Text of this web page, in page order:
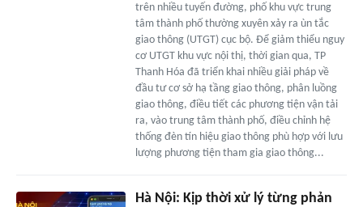
trên nhiều tuyến đường, phố khu vực trung
tâm thành phố thường xuyên xảy ra ùn tắc
giao thông (UTGT) cục bộ. Để giảm thiểu nguy
cơ UTGT khu vực nội thị, thời gian qua, TP
Thanh Hóa đã triển khai nhiều giải pháp về
đầu tư cơ sở hạ tầng giao thông, phân luồng
giao thông, điều tiết các phương tiện vận tải
ra, vào trung tâm thành phố, điều chỉnh hệ
thống đèn tín hiệu giao thông phù hợp với lưu
lượng phương tiện tham gia giao thông...
Hà Nội: Kịp thời xử lý từng phản